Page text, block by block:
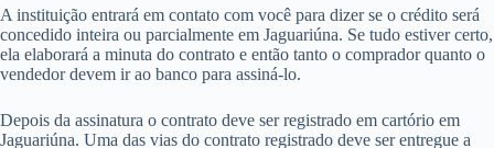
A instituição entrará em contato com você para dizer se o crédito será
concedido inteira ou parcialmente em Jaguariúna. Se tudo estiver certo,
ela elaborará a minuta do contrato e então tanto o comprador quanto o
vendedor devem ir ao banco para assiná-lo.
Depois da assinatura o contrato deve ser registrado em cartório em
Jaguariúna. Uma das vias do contrato registrado deve ser entregue a